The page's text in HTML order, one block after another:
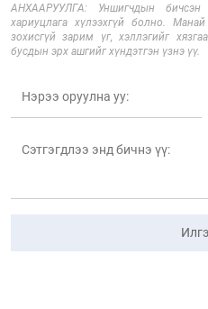
АНХААРУУЛГА: Уншигчдын бичсэн
хариуцлага хүлээхгүй болно.
зохисгүй зарим үг, хэллэгийг
бусдын эрх ашгийг хүндэтгэн үзнэ үү.